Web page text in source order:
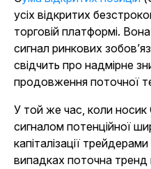
усіх відкритих
торговій платформі.
сигнал ринкових
свідчить про надмірне
продовження поточної
У той же час, коли
сигналом потенційної
капіталізації
випадках поточна